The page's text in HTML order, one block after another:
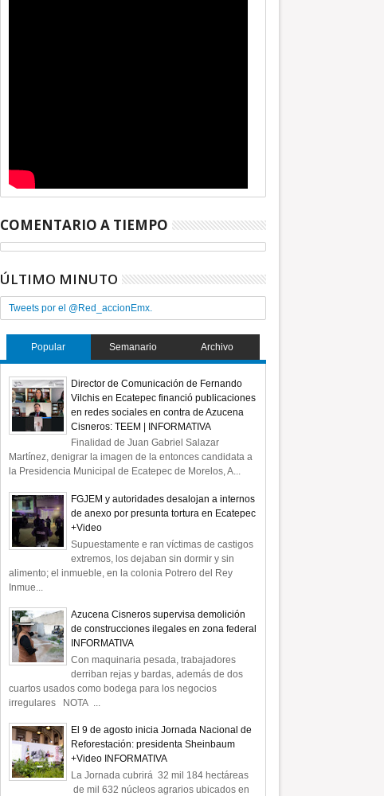
COMENTARIO A TIEMPO
ÚLTIMO MINUTO
Tweets por el @Red_accionEmx.
Popular Semanario Archivo
Director de Comunicación de Fernando
Vilchis en Ecatepec financió publicaciones
en redes sociales en contra de Azucena
Cisneros: TEEM | INFORMATIVA
Finalidad de Juan Gabriel Salazar
Martínez, denigrar la imagen de la entonces candidata a
la Presidencia Municipal de Ecatepec de Morelos, A...
FGJEM y autoridades desalojan a internos
de anexo por presunta tortura en Ecatepec
+Video
Supuestamente e ran víctimas de castigos
extremos, los dejaban sin dormir y sin
alimento; el inmueble, en la colonia Potrero del Rey
Inmue...
Azucena Cisneros supervisa demolición
de construcciones ilegales en zona federal
INFORMATIVA
Con maquinaria pesada, trabajadores
derriban rejas y bardas, además de dos
cuartos usados como bodega para los negocios
irregulares NOTA ...
El 9 de agosto inicia Jornada Nacional de
Reforestación: presidenta Sheinbaum
+Video INFORMATIVA
La Jornada cubrirá 32 mil 184 hectáreas
de mil 632 núcleos agrarios ubicados en